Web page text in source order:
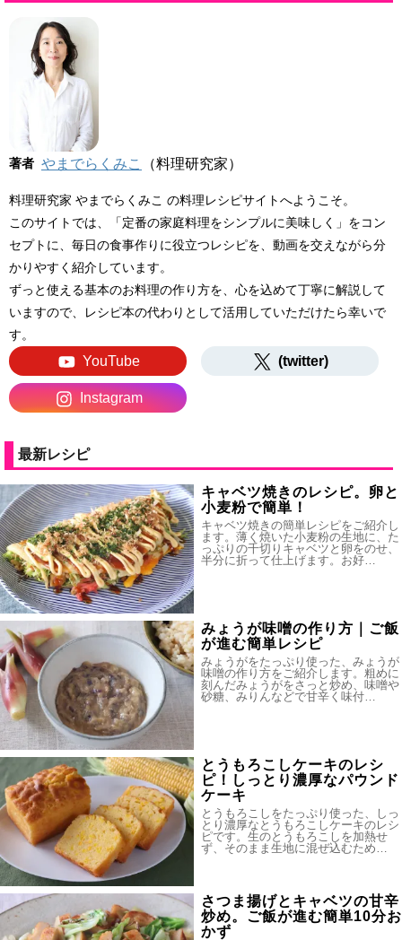
著者 やまでらくみこ （料理研究家）
料理研究家 やまでらくみこ の料理レシピサイトへようこそ。
このサイトでは、「定番の家庭料理をシンプルに美味しく」をコン
セプトに、毎日の食事作りに役立つレシピを、動画を交えながら分
かりやすく紹介しています。
ずっと使える基本のお料理の作り方を、心を込めて丁寧に解説して
いますので、レシピ本の代わりとして活用していただけたら幸いで
す。
YouTube (twitter)
Instagram
最新レシピ
キャベツ焼きのレシピ。卵と
小麦粉で簡単！
キャベツ焼きの簡単レシピをご紹介し
ます。薄く焼いた小麦粉の生地に、た
っぷりの千切りキャベツと卵をのせ、
半分に折って仕上げます。お好…
みょうが味噌の作り方｜ご飯
が進む簡単レシピ
みょうがをたっぷり使った、みょうが
味噌の作り方をご紹介します。粗めに
刻んだみょうがをさっと炒め、味噌や
砂糖、みりんなどで甘辛く味付…
とうもろこしケーキのレシ
ピ！しっとり濃厚なパウンド
ケーキ
とうもろこしをたっぷり使った、しっ
とり濃厚なとうもろこしケーキのレシ
ピです。生のとうもろこしを加熱せ
ず、そのまま生地に混ぜ込むため…
さつま揚げとキャベツの甘辛
炒め。ご飯が進む簡単10分お
かず